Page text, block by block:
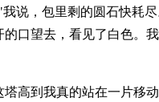
说，包里剩的圆石快耗
口望去，看见了白色。
高到我真的站在一片移